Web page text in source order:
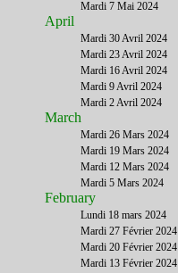
Mardi 7 Mai 2024
April
Mardi 30 Avril 2024
Mardi 23 Avril 2024
Mardi 16 Avril 2024
Mardi 9 Avril 2024
Mardi 2 Avril 2024
March
Mardi 26 Mars 2024
Mardi 19 Mars 2024
Mardi 12 Mars 2024
Mardi 5 Mars 2024
February
Lundi 18 mars 2024
Mardi 27 Février 2024
Mardi 20 Février 2024
Mardi 13 Février 2024